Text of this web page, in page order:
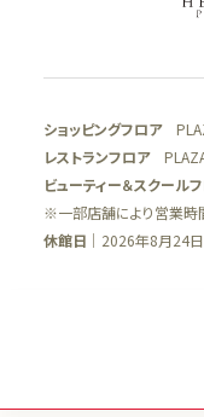
ショッピングフロア
レストランフロア
ビューティー＆スクール
※一部店舗により営業時
休館日 ｜2026年8月24日